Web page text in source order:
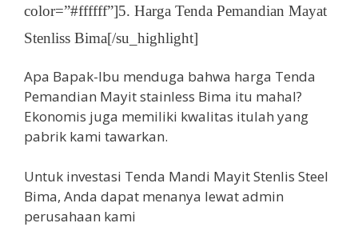
color=”#ffffff”]5. Harga Tenda Pemandian Mayat
Stenliss Bima[/su_highlight]
Apa Bapak-Ibu menduga bahwa harga Tenda
Pemandian Mayit stainless Bima itu mahal?
Ekonomis juga memiliki kwalitas itulah yang
pabrik kami tawarkan.
Untuk investasi Tenda Mandi Mayit Stenlis Steel
Bima, Anda dapat menanya lewat admin
perusahaan kami